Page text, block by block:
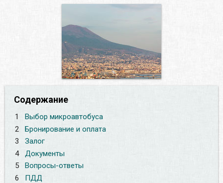
Содержание
1
Выбор микроавтобуса
2
Бронирование и оплата
3
Залог
4
Документы
5
Вопросы-ответы
6
ПДД